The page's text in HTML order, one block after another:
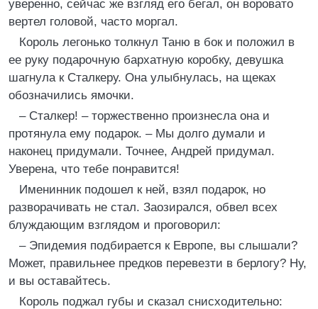
уверенно, сейчас же взгляд его бегал, он воровато
вертел головой, часто моргал.
Король легонько толкнул Таню в бок и положил в
ее руку подарочную бархатную коробку, девушка
шагнула к Сталкеру. Она улыбнулась, на щеках
обозначились ямочки.
– Сталкер! – торжественно произнесла она и
протянула ему подарок. – Мы долго думали и
наконец придумали. Точнее, Андрей придумал.
Уверена, что тебе понравится!
Именинник подошел к ней, взял подарок, но
разворачивать не стал. Заозирался, обвел всех
блуждающим взглядом и проговорил:
– Эпидемия подбирается к Европе, вы слышали?
Может, правильнее предков перевезти в берлогу? Ну,
и вы оставайтесь.
Король поджал губы и сказал снисходительно: